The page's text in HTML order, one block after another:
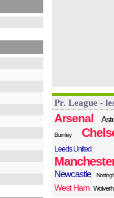
Pr. League -
Arsenal
Burnley
Leeds United
Newcastle
West Ham